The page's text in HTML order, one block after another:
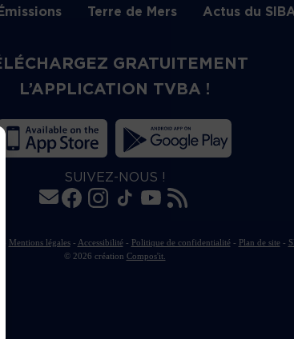
Émissions Terre de Mers Actus du
GRATUITEMENT
L’APPLICATION TVBA !
SUIVEZ-NOUS !
Mentions légales- Accessibilité- Politique de confidentialité- Plan de site-
© 2026 création Compos'it.